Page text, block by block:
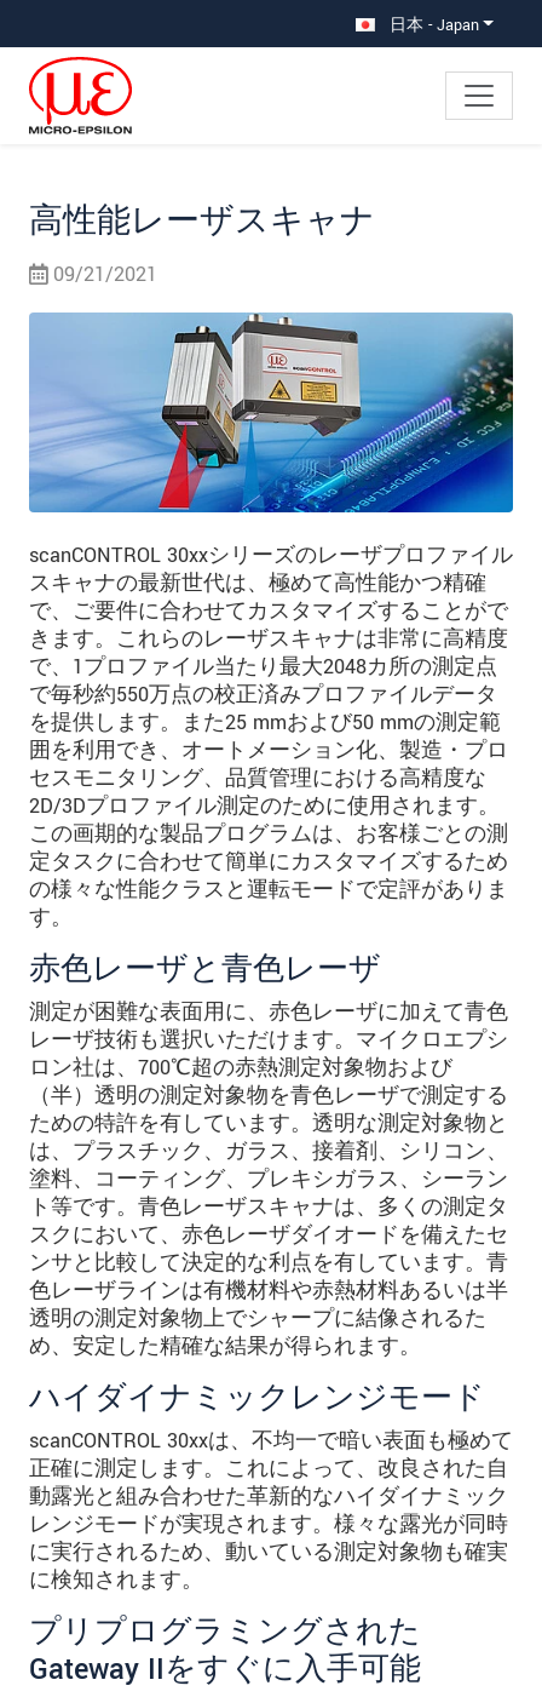
日本 - Japan
高性能レーザスキャナ
09/21/2021
scanCONTROL 30xxシリーズのレーザプロファイル
スキャナの最新世代は、極めて高性能かつ精確
で、ご要件に合わせてカスタマイズすることがで
きます。これらのレーザスキャナは非常に高精度
で、1プロファイル当たり最大2048カ所の測定点
で毎秒約550万点の校正済みプロファイルデータ
を提供します。また25 mmおよび50 mmの測定範
囲を利用でき、オートメーション化、製造・プロ
セスモニタリング、品質管理における高精度な
2D/3Dプロファイル測定のために使用されます。
この画期的な製品プログラムは、お客様ごとの測
定タスクに合わせて簡単にカスタマイズするため
の様々な性能クラスと運転モードで定評がありま
す。
赤色レーザと青色レーザ
測定が困難な表面用に、赤色レーザに加えて青色
レーザ技術も選択いただけます。マイクロエプシ
ロン社は、700℃超の赤熱測定対象物および
（半）透明の測定対象物を青色レーザで測定する
ための特許を有しています。透明な測定対象物と
は、プラスチック、ガラス、接着剤、シリコン、
塗料、コーティング、プレキシガラス、シーラン
ト等です。青色レーザスキャナは、多くの測定タ
スクにおいて、赤色レーザダイオードを備えたセ
ンサと比較して決定的な利点を有しています。青
色レーザラインは有機材料や赤熱材料あるいは半
透明の測定対象物上でシャープに結像されるた
め、安定した精確な結果が得られます。
ハイダイナミックレンジモード
scanCONTROL 30xxは、不均一で暗い表面も極めて
正確に測定します。これによって、改良された自
動露光と組み合わせた革新的なハイダイナミック
レンジモードが実現されます。様々な露光が同時
に実行されるため、動いている測定対象物も確実
に検知されます。
プリプログラミングされた
Gateway IIをすぐに入手可能